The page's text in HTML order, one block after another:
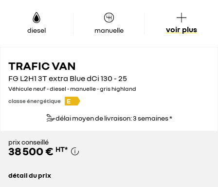
diesel manuelle voir plus
TRAFIC VAN
FG L2H1 3T extra Blue dCi 130 - 25
Véhicule neuf - diesel - manuelle - gris highland
classe énergétique
E
délai moyen de livraison: 3 semaines *
prix conseillé
38 500 € HT*
détail du prix